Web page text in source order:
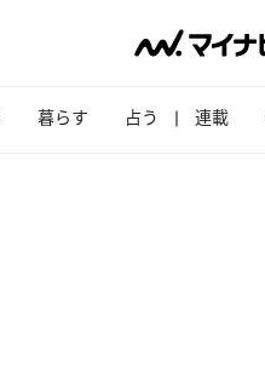
暮らす 占う 連載